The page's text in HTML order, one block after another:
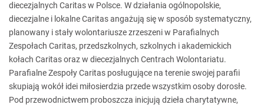
diecezjalnych Caritas w Polsce. W działania ogólnopolskie,
diecezjalne i lokalne Caritas angażują się w sposób systematyczny,
planowany i stały wolontariusze zrzeszeni w Parafialnych
Zespołach Caritas, przedszkolnych, szkolnych i akademickich
kołach Caritas oraz w diecezjalnych Centrach Wolontariatu.
Parafialne Zespoły Caritas posługujące na terenie swojej parafii
skupiają wokół idei miłosierdzia przede wszystkim osoby dorosłe.
Pod przewodnictwem proboszcza inicjują dzieła charytatywne,